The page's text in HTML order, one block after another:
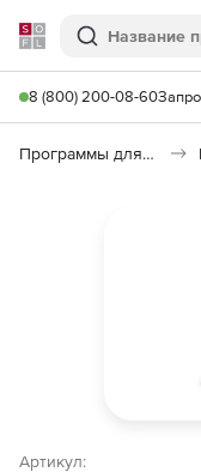
Softline
Поиск
8 (800) 200-08-60
Программы для программирования
Артикул: